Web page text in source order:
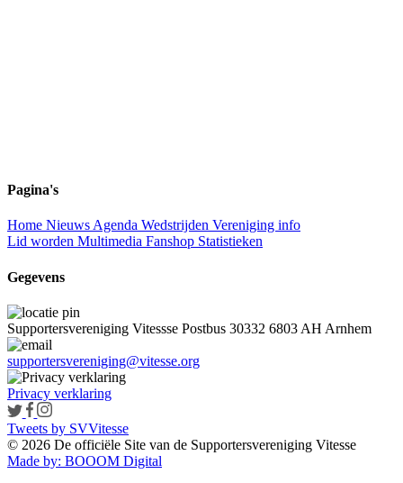
Pagina's
Home NieuwsAgenda Wedstrijden Vereniging info
Lid worden Multimedia Fanshop Statistieken
Gegevens
Supportersvereniging Vitessse Postbus 30332 6803 AH Arnhem
supportersvereniging@vitesse.org
Privacy verklaring
Tweets by SVVitesse
© 2026 De officiële Site van de Supportersvereniging Vitesse
Made by: BOOOM Digital